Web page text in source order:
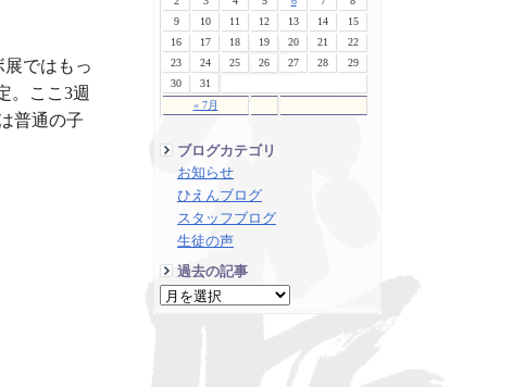
« 7月
9
10 11 12 13 14
15
16
17 18 19 20 21
22
23
24 25 26 27 28
29
30
31
ブログカテゴリ
お知らせ
ひえんブログ
スタッフブログ
生徒の声
過去の記事
ではもっ
。ここ3週
普通の子